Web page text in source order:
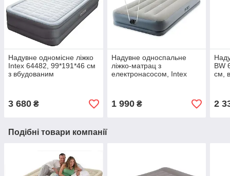
Надувне одномісне ліжко
Intex 64482, 99*191*46 см
з вбудованим
3 680 ₴
Надувне односпальне
ліжко-матрац з
електронасосом, Intex
1 990₴
BW
см,
2
Подібні товари компанії